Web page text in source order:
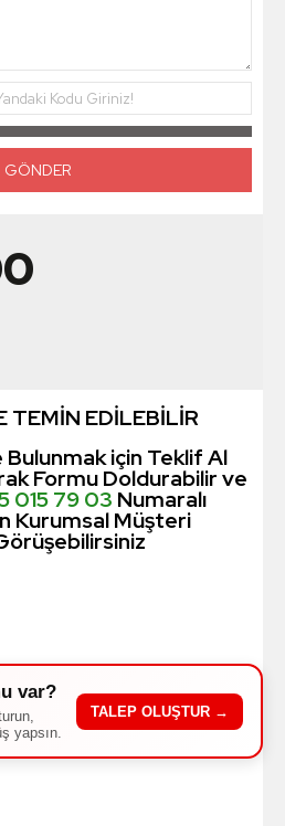
Kodu Giriniz!
TEMİN EDİLEBİLİR
için Teklif Al
Formu Doldurabilir ve
015 79 03 Numaralı
Kurumsal Müşteri
var?
yapsın.
TALEP OLUŞTUR →